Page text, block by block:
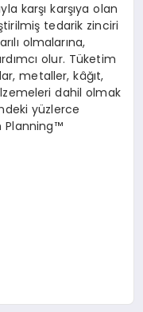
yla karşıkarşıya olan
tirilmiş tedarik zinciri
arılı olmalarına,
ımcıolur. Tüketim
metaller, kâğıt,
dahil olmak
yüzlerce
Planning™